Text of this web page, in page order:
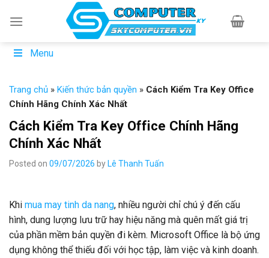
Menu
Trang chủ » Kiến thức bản quyền » Cách Kiểm Tra Key Office
Chính Hãng Chính Xác Nhất
Cách Kiểm Tra Key Office Chính Hãng
Chính Xác Nhất
Posted on 09/07/2026 by Lê Thanh Tuấn
Khi mua may tinh da nang, nhiều người chỉ chú ý đến cấu
hình, dung lượng lưu trữ hay hiệu năng mà quên mất giá trị
của phần mềm bản quyền đi kèm. Microsoft Office là bộ ứng
dụng không thể thiếu đối với học tập, làm việc và kinh doanh.